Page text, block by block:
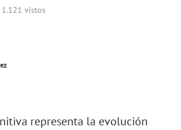
1.121 vistos
representa la evolución